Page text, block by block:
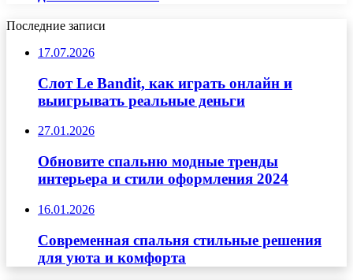
Последние записи
17.07.2026
Слот Le Bandit, как играть онлайн и
выигрывать реальные деньги
27.01.2026
Обновите спальню модные тренды
интерьера и стили оформления 2024
16.01.2026
Современная спальня стильные решения
для уюта и комфорта